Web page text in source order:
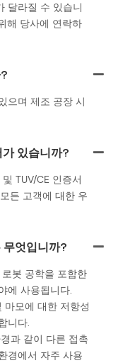
달라질 수 있습니
해 당사에 연락하
으며 제조 공장 시
있습니까?
TUV/CE 인증서
든 고객에 대한 우
무엇입니까?
봇 공학을 포함한
에 사용됩니다.
마모에 대한 저항성
니다.
과 같이 다른 접촉
경에서 자주 사용